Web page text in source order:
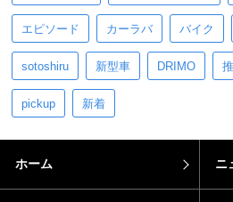
エピソード カーラバ バイク
sotoshiru 新型車 DRIMO
pickup 新着
ホーム ニ